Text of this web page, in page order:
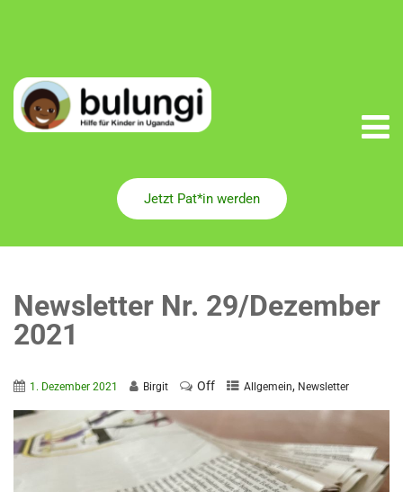
Jetzt Pat*in werden
Newsletter Nr. 29/Dezember
2021
1. Dezember 2021 Birgit Off Allgemein, Newsletter